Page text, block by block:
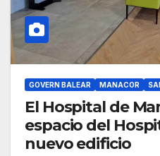
GOVERN BALEAR MANACOR
El Hospital de
espacio del
nuevo edificio